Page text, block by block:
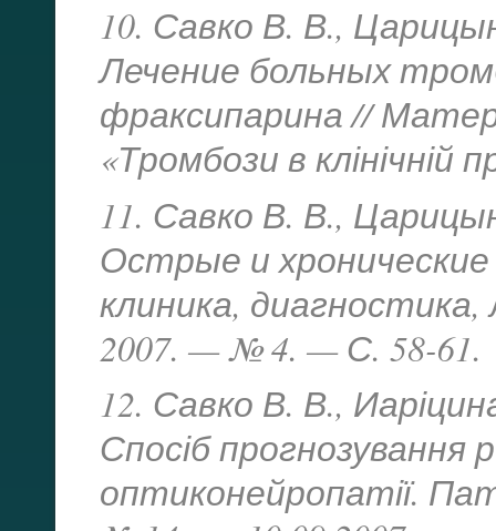
10. Савко В. В.,
Лечение больных
фраксипарина //
«Тромбози в клінічній
11. Савко В. В.,
Острые и
клиника,
2007. — № 4. — С. 58-61.
12. Савко В. В.,
Спосіб прогнозування
оптиконейропатії.